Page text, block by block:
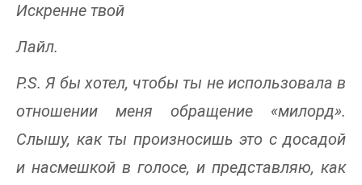
Искренне твой
Лайл.
P.S. Я бы хотел, чтобы ты не использовала в
отношении меня обращение «милорд».
Слышу, как ты произносишь это с досадой
и насмешкой в голосе, и представляю, как